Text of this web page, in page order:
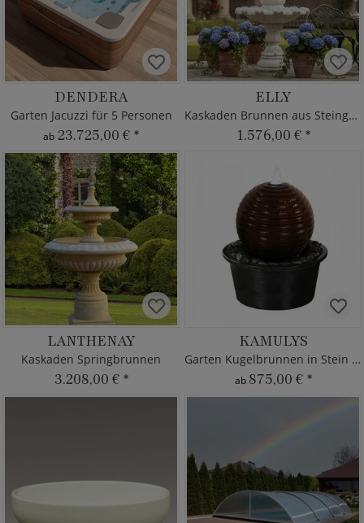
DENDERA
Garten Jacuzzi für 5 Personen
ab 23.725,00 € *
ELLY
Kaskaden Brunnen aus Steinguss
1.576,00 € *
LANTHENAY
Kaskaden Springbrunnen
3.208,00 € *
KAMULYS
Garten Kugelbrunnen in Stein Optik mit Einbaubecken
ab 875,00 € *